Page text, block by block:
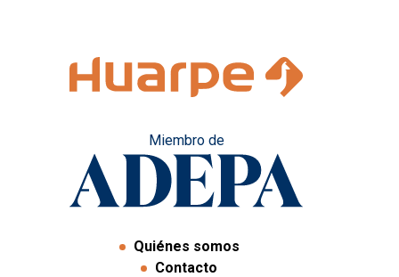
Miembro de
Quiénes somos
Contacto